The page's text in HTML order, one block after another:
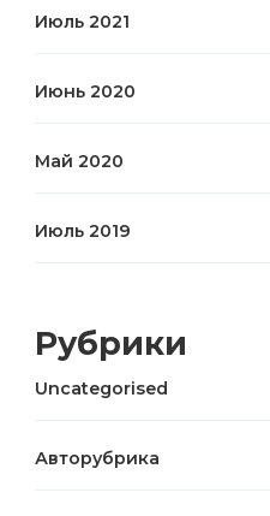
Июль 2021
Июнь 2020
Май 2020
Июль 2019
Рубрики
Uncategorised
Авторубрика